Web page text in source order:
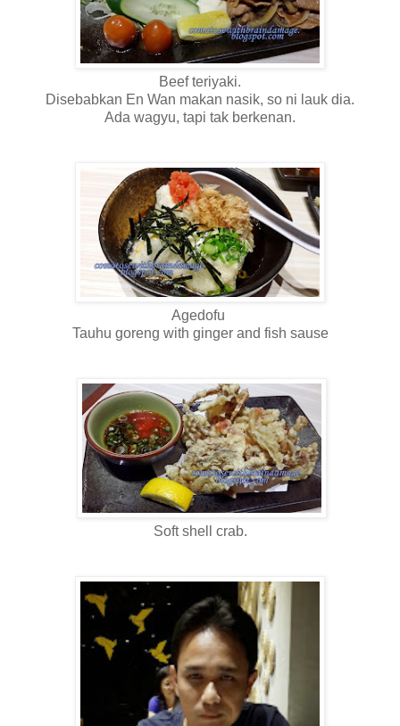
Beef teriyaki.
Disebabkan En Wan makan nasik, so ni lauk dia.
Ada wagyu, tapi tak berkenan.
Agedofu
Tauhu goreng with ginger and fish sause
Soft shell crab.